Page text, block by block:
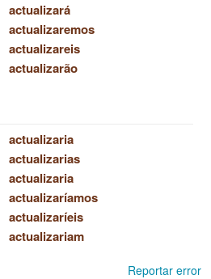
actualizará
actualizaremos
actualizareis
actualizarão
actualizaria
actualizarias
actualizaria
actualizaríamos
actualizaríeis
actualizariam
Reportar error